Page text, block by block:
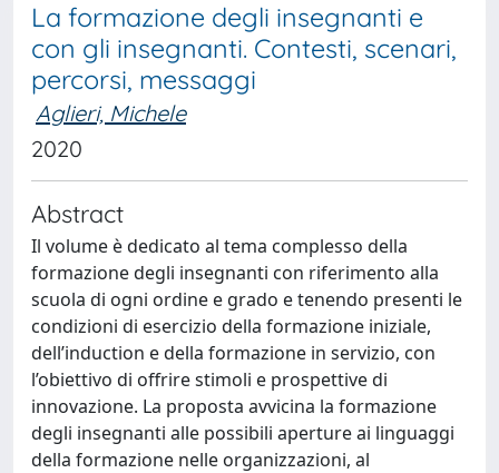
La formazione degli insegnanti e
con gli insegnanti. Contesti, scenari,
percorsi, messaggi
Aglieri, Michele
2020
Abstract
Il volume è dedicato al tema complesso della
formazione degli insegnanti con riferimento alla
scuola di ogni ordine e grado e tenendo presenti le
condizioni di esercizio della formazione iniziale,
dell’induction e della formazione in servizio, con
l’obiettivo di offrire stimoli e prospettive di
innovazione. La proposta avvicina la formazione
degli insegnanti alle possibili aperture ai linguaggi
della formazione nelle organizzazioni, al